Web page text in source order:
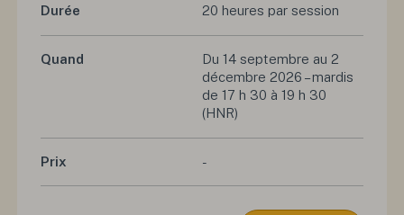
Durée 20 heures par session
Quand
Du 14 septembre au 2
décembre 2026 – mardis
de 17 h 30 à 19 h 30
(HNR)
Prix -